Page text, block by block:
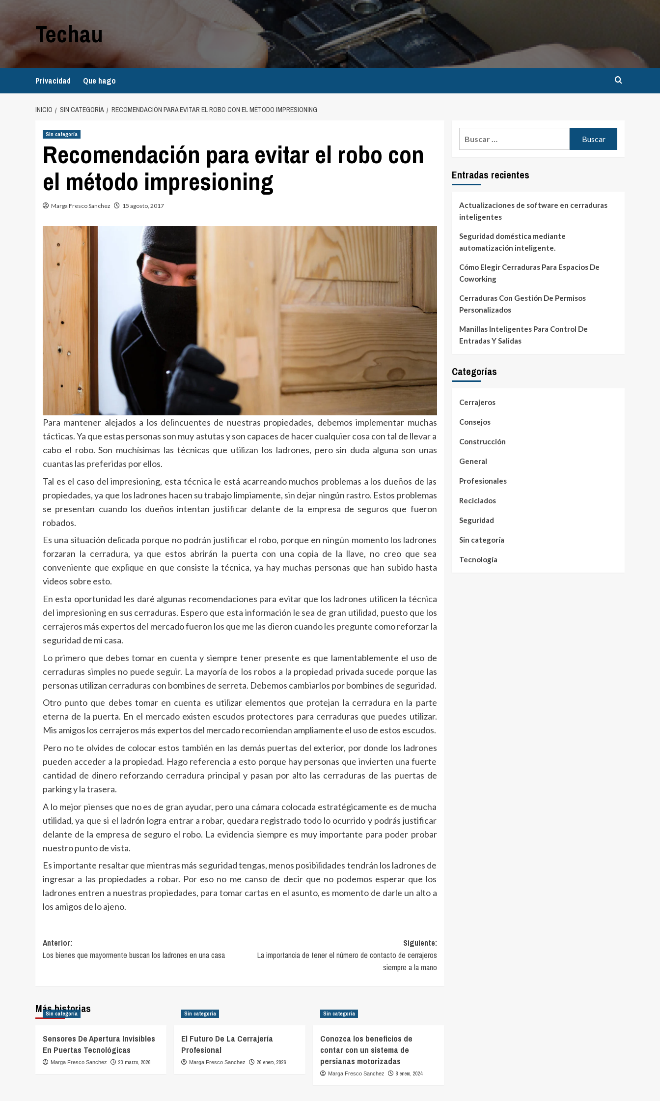
Techau
Privacidad Que hago
INICIO SIN CATEGORÍA RECOMENDACIÓN PARA EVITAR EL ROBO CON EL MÉTODO IMPRESIONING
Sin categoría
Recomendación para evitar el robo con
el método impresioning
Marga Fresco Sanchez 15 agosto, 2017
Para mantener alejados a los delincuentes de nuestras propiedades, debemos implementar muchas
tácticas. Ya que estas personas son muy astutas y son capaces de hacer cualquier cosa con tal de llevar a
cabo el robo. Son muchísimas las técnicas que utilizan los ladrones, pero sin duda alguna son unas
cuantas las preferidas por ellos.
Tal es el caso del impresioning, esta técnica le está acarreando muchos problemas a los dueños de las
propiedades, ya que los ladrones hacen su trabajo limpiamente, sin dejar ningún rastro. Estos problemas
se presentan cuando los dueños intentan justificar delante de la empresa de seguros que fueron
robados.
Es una situación delicada porque no podrán justificar el robo, porque en ningún momento los ladrones
forzaran la cerradura, ya que estos abrirán la puerta con una copia de la llave, no creo que sea
conveniente que explique en que consiste la técnica, ya hay muchas personas que han subido hasta
videos sobre esto.
En esta oportunidad les daré algunas recomendaciones para evitar que los ladrones utilicen la técnica
del impresioning en sus cerraduras. Espero que esta información le sea de gran utilidad, puesto que los
cerrajeros más expertos del mercado fueron los que me las dieron cuando les pregunte como reforzar la
seguridad de mi casa.
Lo primero que debes tomar en cuenta y siempre tener presente es que lamentablemente el uso de
cerraduras simples no puede seguir. La mayoría de los robos a la propiedad privada sucede porque las
personas utilizan cerraduras con bombines de serreta. Debemos cambiarlos por bombines de seguridad.
Otro punto que debes tomar en cuenta es utilizar elementos que protejan la cerradura en la parte
eterna de la puerta. En el mercado existen escudos protectores para cerraduras que puedes utilizar.
Mis amigos los cerrajeros más expertos del mercado recomiendan ampliamente el uso de estos escudos.
Pero no te olvides de colocar estos también en las demás puertas del exterior, por donde los ladrones
pueden acceder a la propiedad. Hago referencia a esto porque hay personas que invierten una fuerte
cantidad de dinero reforzando cerradura principal y pasan por alto las cerraduras de las puertas de
parking y la trasera.
A lo mejor pienses que no es de gran ayudar, pero una cámara colocada estratégicamente es de mucha
utilidad, ya que si el ladrón logra entrar a robar, quedara registrado todo lo ocurrido y podrás justificar
delante de la empresa de seguro el robo. La evidencia siempre es muy importante para poder probar
nuestro punto de vista.
Es importante resaltar que mientras más seguridad tengas, menos posibilidades tendrán los ladrones de
ingresar a las propiedades a robar. Por eso no me canso de decir que no podemos esperar que los
ladrones entren a nuestras propiedades, para tomar cartas en el asunto, es momento de darle un alto a
los amigos de lo ajeno.
Navegación
de
Anterior:
Los bienes que mayormente buscan los ladrones en una casa
Siguiente:
La importancia de tener el número de contacto de cerrajeros
siempre a la mano
Más historias
Sin categoría
Sensores De Apertura Invisibles
En Puertas Tecnológicas
Marga Fresco Sanchez 23 marzo, 2026
Sin categoría
El Futuro De La Cerrajería
Profesional
Marga Fresco Sanchez 26 enero, 2026
Sin categoría
Conozca los beneficios de
contar con un sistema de
persianas motorizadas
Marga Fresco Sanchez 8 enero, 2024
Entradas recientes
Actualizaciones de software en cerraduras
inteligentes
Seguridad doméstica mediante
automatización inteligente.
Cómo Elegir Cerraduras Para Espacios De
Coworking
Cerraduras Con Gestión De Permisos
Personalizados
Manillas Inteligentes Para Control De
Entradas Y Salidas
Categorías
Cerrajeros
Consejos
Construcción
General
Profesionales
Reciclados
Seguridad
Sin categoría
Tecnología